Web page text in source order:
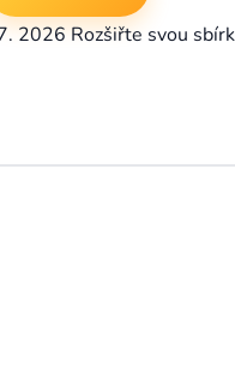
2026 Rozšiřte svou